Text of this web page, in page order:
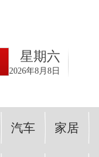
星期六
2026年8月8日
汽车 家居